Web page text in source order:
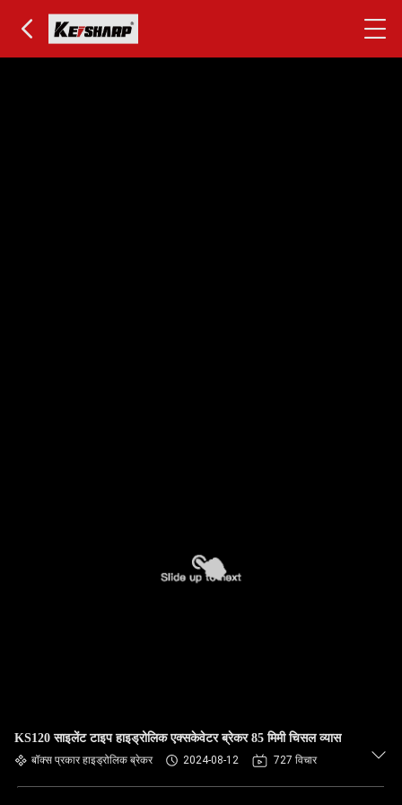
KS120 साइलेंट टाइप हाइड्रोलिक एक्सकेवेटर ब्रेकर 85 मिमी चिसल व्यास
बॉक्स प्रकार हाइड्रोलिक ब्रेकर 2024-08-12 727 विचार